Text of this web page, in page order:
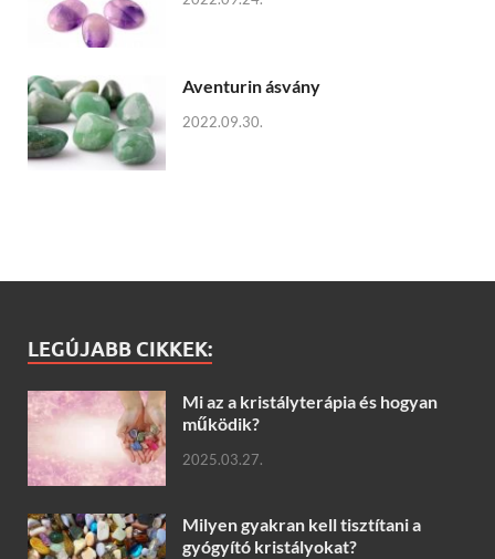
Aventurin ásvány
2022.09.30.
LEGÚJABB CIKKEK:
Mi az a kristályterápia és hogyan
működik?
2025.03.27.
Milyen gyakran kell tisztítani a
gyógyító kristályokat?